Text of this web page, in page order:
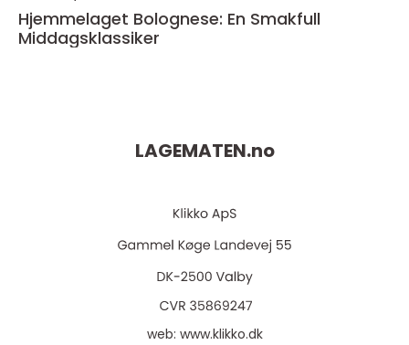
Hjemmelaget Bolognese: En Smakfull
Middagsklassiker
LAGEMATEN.no
web: www.klikko.dk